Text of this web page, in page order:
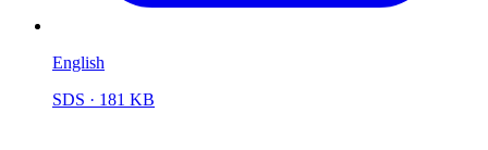
English
SDS · 181 KB